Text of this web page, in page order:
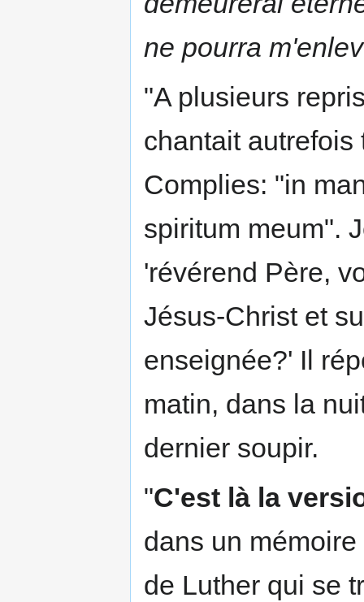
ne pourra
"A plusieurs
chantait autrefois
Complies: "in
spiritum meum".
'révérend Père,
Jésus-Christ et
enseignée?' Il
matin, dans la
dernier soupir.
"C'est là la
dans un
de Luther qui se